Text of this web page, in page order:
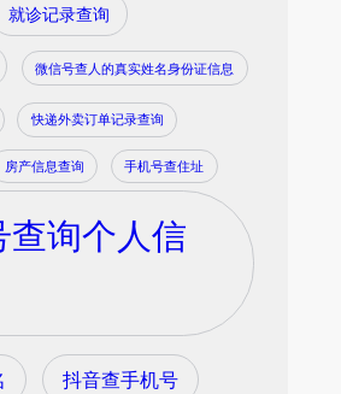
就诊记录查询
微信号查人的真实姓名身份证信息
快递外卖订单记录查询
房产信息查询 手机号查住址
查询个人信
抖音查手机号